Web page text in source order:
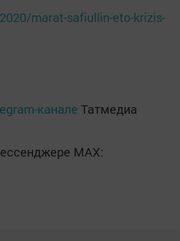
marat-safiullin-eto-krizis-
канале Татмедиа
MАХ: